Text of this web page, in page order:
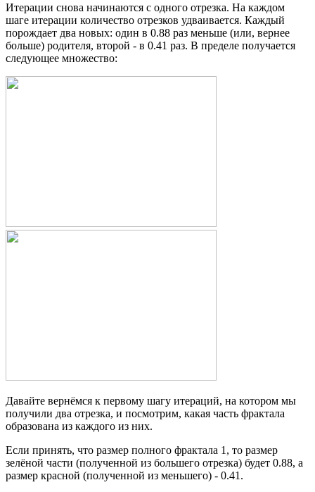
Итерации снова начинаются с одного отрезка. На каждом
шаге итерации количество отрезков удваивается. Каждый
порождает два новых: один в 0.88 раз меньше (или, вернее
больше) родителя, второй - в 0.41 раз. В пределе получается
следующее множество:
Давайте вернёмся к первому шагу итераций, на котором мы
получили два отрезка, и посмотрим, какая часть фрактала
образована из каждого из них.
Если принять, что размер полного фрактала 1, то размер
зелёной части (полученной из большего отрезка) будет 0.88, а
размер красной (полученной из меньшего) - 0.41.